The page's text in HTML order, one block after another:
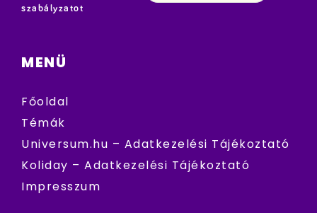
szabályzatot
MENÜ
Főoldal
Témák
Universum.hu – Adatkezelési Tájékoztató
Koliday – Adatkezelési Tájékoztató
Impresszum